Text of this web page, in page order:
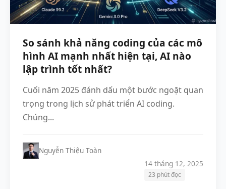
So sánh khả năng coding của các mô
hình AI mạnh nhất hiện tại, AI nào
lập trình tốt nhất?
Cuối năm 2025 đánh dấu một bước ngoặt quan
trọng trong lịch sử phát triển AI coding.
Chúng...
Nguyễn Thiệu Toàn
14 tháng 12, 2025
23 phút đọc